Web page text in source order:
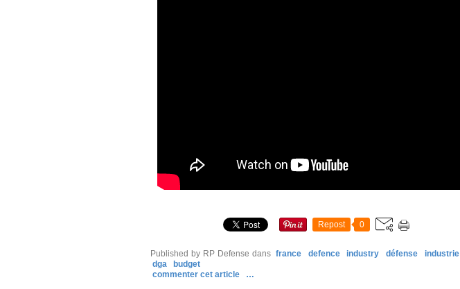
Repost 0
Published by RP Defense dans france defence industry défense industrie
dga
budget
commenter cet article
…